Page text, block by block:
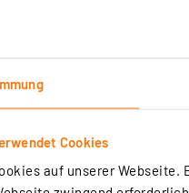
Cookies
auf unserer